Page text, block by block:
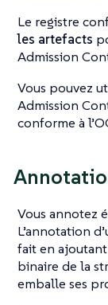
Le registre
les artefacts
Admission
Vous pouvez
Admission
conforme à
Vous annotez
L’annotation
fait en ajoutant
binaire de la
emballe ses